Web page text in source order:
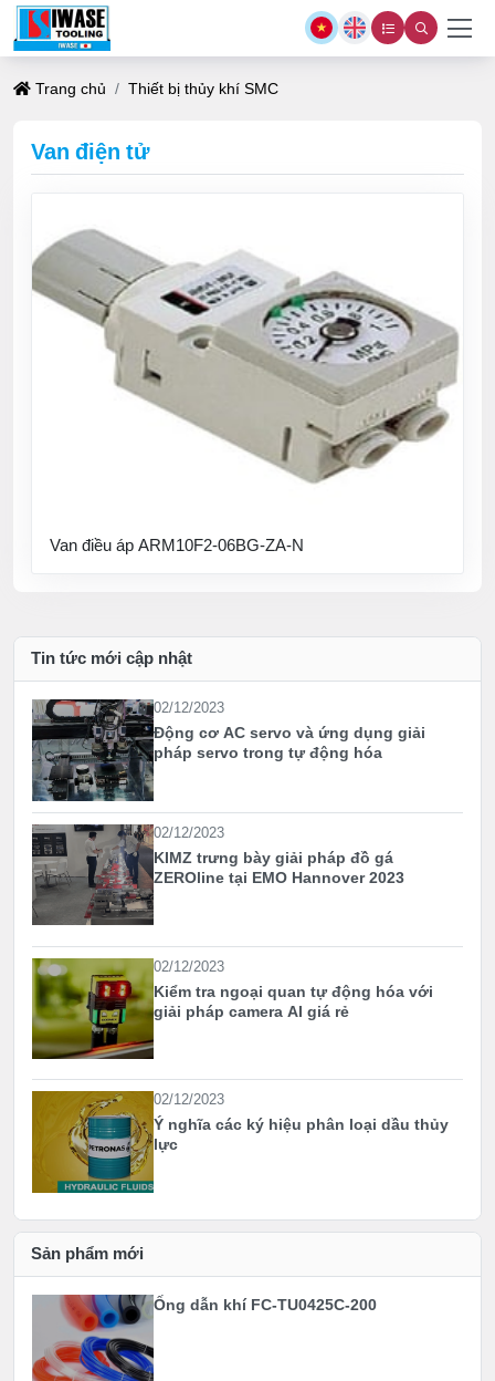
Tin tức mới cập nhật
02/12/2023
Động cơ AC servo và ứng dụng giải
pháp servo trong tự động hóa
02/12/2023
KIMZ trưng bày giải pháp đồ gá
ZEROline tại EMO Hannover 2023
02/12/2023
Kiểm tra ngoại quan tự động hóa với
giải pháp camera AI giá rẻ
02/12/2023
Ý nghĩa các ký hiệu phân loại dầu thủy
lực
Sản phẩm mới
Ống dẫn khí FC-TU0425C-200
Trang chủ Thiết bị thủy khí SMC
Van điện tử
Van điều áp ARM10F2-06BG-ZA-N